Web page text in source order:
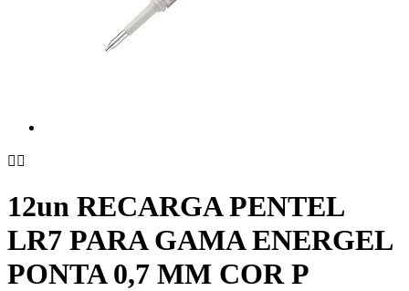
 
12un RECARGA PENTEL
LR7 PARA GAMA ENERGEL
PONTA 0,7 MM COR P